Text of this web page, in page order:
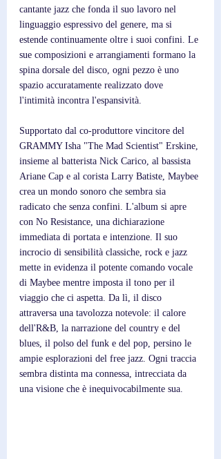
cantante jazz che fonda il suo lavoro nel
linguaggio espressivo del genere, ma si
estende continuamente oltre i suoi confini. Le
sue composizioni e arrangiamenti formano la
spina dorsale del disco, ogni pezzo è uno
spazio accuratamente realizzato dove
l'intimità incontra l'espansività.
Supportato dal co-produttore vincitore del
GRAMMY Isha "The Mad Scientist" Erskine,
insieme al batterista Nick Carico, al bassista
Ariane Cap e al corista Larry Batiste, Maybee
crea un mondo sonoro che sembra sia
radicato che senza confini. L'album si apre
con No Resistance, una dichiarazione
immediata di portata e intenzione. Il suo
incrocio di sensibilità classiche, rock e jazz
mette in evidenza il potente comando vocale
di Maybee mentre imposta il tono per il
viaggio che ci aspetta. Da lì, il disco
attraversa una tavolozza notevole: il calore
dell'R&B, la narrazione del country e del
blues, il polso del funk e del pop, persino le
ampie esplorazioni del free jazz. Ogni traccia
sembra distinta ma connessa, intrecciata da
una visione che è inequivocabilmente sua.